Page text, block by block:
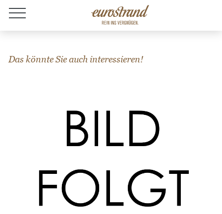
Jobs
Das könnte Sie auch interessieren!